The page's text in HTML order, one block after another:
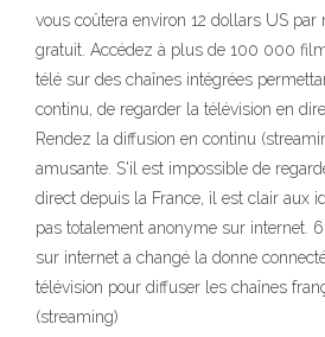
vous coûtera environ 12 dollars US par
gratuit. Accédez à plus de 100 000
télé sur des chaînes intégrées
continu, de regarder la télévision en
Rendez la diffusion en continu
amusante. S'il est impossible de
direct depuis la France, il est clair aux
pas totalement anonyme sur internet.
sur internet a changé la donne
télévision pour diffuser les chaînes
(streaming)